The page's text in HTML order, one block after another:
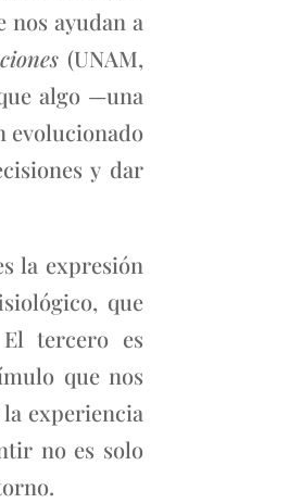
nos ayudan a
(UNAM,
algo —una
evolucionado
y dar
la expresión
que
tercero es
que nos
experiencia
no es solo